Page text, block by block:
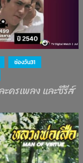
ช่องวัน31
ครเพลง และซีรีส์